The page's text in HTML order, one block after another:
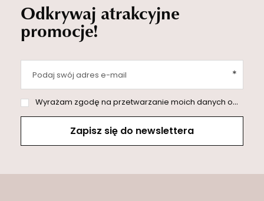
Odkrywaj atrakcyjne
promocje!
Podaj swój adres e-mail
Wyrażam zgodę na przetwarzanie moich danych osobowych (adres e-mail) na potrzeby wysyłki newslettera z informacją handlową (marketing). Więcej w
Zapisz się do newslettera